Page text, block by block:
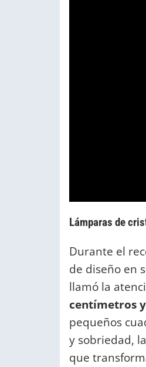
Lámparas de
Durante el
de diseño en
llamó la
centímetros
pequeños
y sobriedad,
que